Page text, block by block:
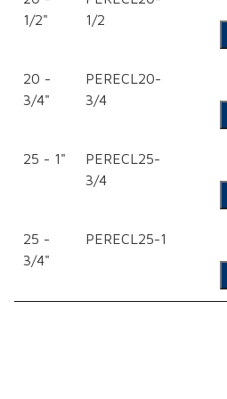
1/2"
1/2
20 -
3/4"
PERECL20-
3/4
25 - 1"
PERECL25-
3/4
25 -
3/4"
PERECL25-1